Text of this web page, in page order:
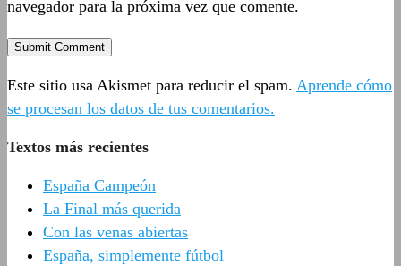
navegador para la próxima vez que comente.
Este sitio usa Akismet para reducir el spam. Aprende cómo
se procesan los datos de tus comentarios.
Textos más recientes
España Campeón
La Final más querida
Con las venas abiertas
España, simplemente fútbol